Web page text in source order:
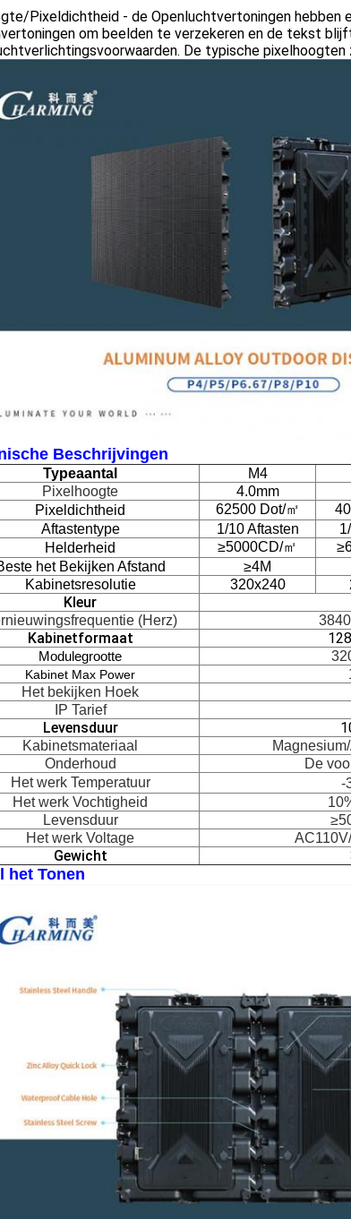
Pixeldichtheid - de Openluchtvertoningen hebben
om beelden te verzekeren en de tekst
De typische pixelhoogten
Beschrijvingen
Typeaantal M4
Pixelhoogte
4.0mm
Pixeldichtheid
62500 Dot/㎡
Aftastentype
1/10 Aftasten
Helderheid
≥5000CD/㎡
het Bekijken Afstand
≥4M
Kabinetsresolutie
320x240
Kleur
(Herz)
Kabinetformaat
Modulegrootte
Kabinet Max Power
Het bekijken Hoek
IP Tarief
Levensduur
Kabinetsmateriaal
Onderhoud
De
Het werk Temperatuur
-
Het werk Vochtigheid
Levensduur
Het werk Voltage
Gewicht
het Tonen